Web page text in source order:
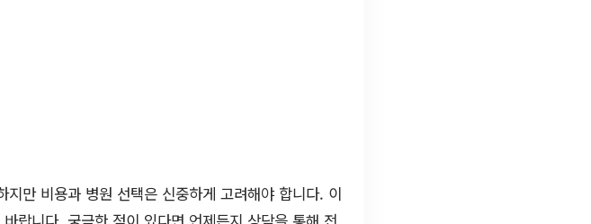
만 비용과 병원 선택은 신중하게 고려해야 합니다. 이